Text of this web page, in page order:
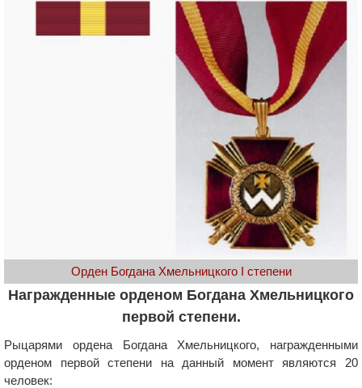
Орден Богдана Хмельницкого I степени
Награжденные орденом Богдана Хмельницкого
первой степени.
Рыцарями ордена Богдана Хмельницкого, награжденными
орденом первой степени на данный момент являются 20
человек: